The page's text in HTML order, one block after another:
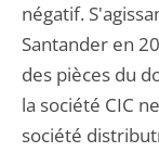
négatif.
Santander en
des pièces du
la société CIC
société